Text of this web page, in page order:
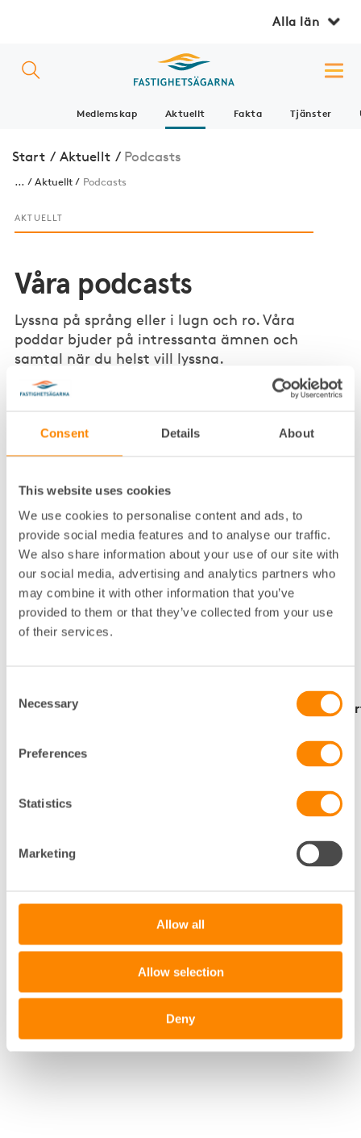
Consent Details About
This website uses cookies
We use cookies to personalise content and ads, to
provide social media features and to analyse our traffic.
We also share information about your use of our site with
our social media, advertising and analytics partners who
may combine it with other information that you’ve
provided to them or that they’ve collected from your use
of their services.
Selection
Necessary
Preferences
Statistics
Marketing
Allow all
Allow selection
Deny
Alla län
Medlemskap Aktuellt Fakta Tjänster
Start / Aktuellt / Podcasts
... Aktuellt Podcasts
AKTUELLT
Våra podcasts
Lyssna på språng eller i lugn och ro. Våra
poddar bjuder på intressanta ämnen och
samtal när du helst vill lyssna.
Här kan du lyssna på intressanta samtal om
och mellan husen spelar en viktig roll genom
Fastighetsägarna Stockholms podd Sthlm Talks.
För dig som vill grotta ner dig i
bostadsrättsföreningsfrågor rekommenderar vi dig
att ta del av Brf-aktuellt, alltid med aktuella ämnen
på agendan.
Brf-aktuellt – en videopodd om högt och lågt inom
Fastighetsägarnas Framtidspodd